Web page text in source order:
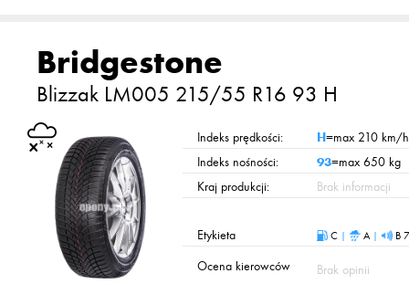
Bridgestone
Blizzak LM005 215/55 R16 93 H
Indeks prędkości: H=max 210 km/h
Indeks nośności:
93=max 650 kg
Kraj produkcji:
Brak informacji
Etykieta C | A | B
Ocena kierowców Brak opinii